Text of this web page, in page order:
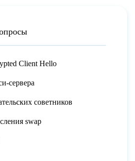
Client Hello
сервера
советников
swap